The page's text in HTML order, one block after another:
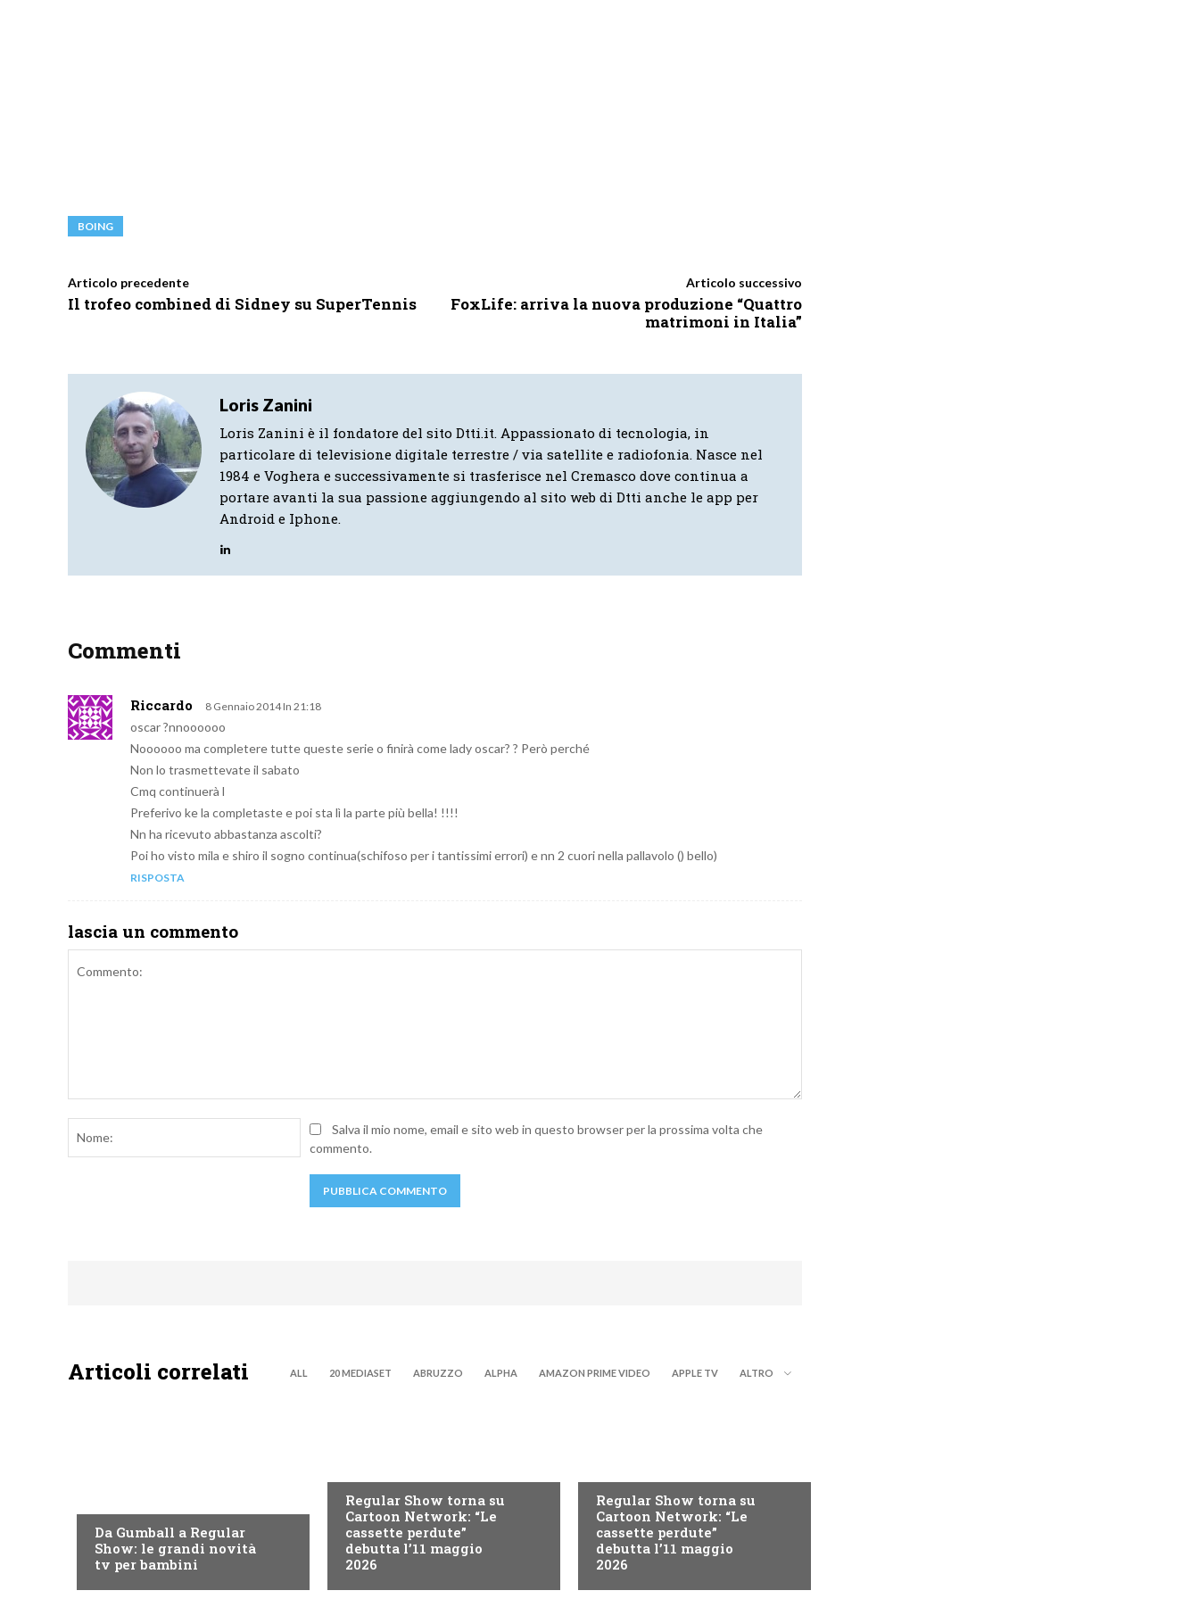
BOING
Articolo precedente
Il trofeo combined di Sidney su SuperTennis
Articolo successivo
FoxLife: arriva la nuova produzione “Quattro
matrimoni in Italia”
Loris Zanini
Loris Zanini è il fondatore del sito Dtti.it. Appassionato di tecnologia, in
particolare di televisione digitale terrestre / via satellite e radiofonia. Nasce nel
1984 e Voghera e successivamente si trasferisce nel Cremasco dove continua a
portare avanti la sua passione aggiungendo al sito web di Dtti anche le app per
Android e Iphone.
Commenti
Riccardo 8 Gennaio 2014 In 21:18
oscar ?nnoooooo
Noooooo ma completere tutte queste serie o finirà come lady oscar? ? Però perché
Non lo trasmettevate il sabato
Cmq continuerà l
Preferivo ke la completaste e poi sta lì la parte più bella! !!!!
Nn ha ricevuto abbastanza ascolti?
Poi ho visto mila e shiro il sogno continua(schifoso per i tantissimi errori) e nn 2 cuori nella pallavolo () bello)
RISPOSTA
lascia un commento
Nome:Salva il mio nome, email e sito web in questo browser per la prossima volta che
commento.
Articoli correlati ALL 20 MEDIASET ABRUZZO ALPHA AMAZON PRIME VIDEO APPLE TV ALTRO
Da Gumball a Regular
Show: le grandi novità
tv per bambini
Regular Show torna su
Cartoon Network: “Le
cassette perdute”
debutta l’11 maggio
2026
Regular Show torna su
Cartoon Network: “Le
cassette perdute”
debutta l’11 maggio
2026